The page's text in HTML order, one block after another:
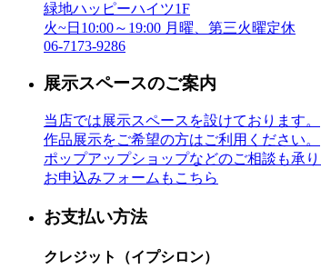
緑地ハッピーハイツ1F
火~日10:00～19:00 月曜、第三火曜定休
06-7173-9286
展示スペースのご案内
当店では展示スペースを設けております。
作品展示をご希望の方はご利用ください。
ポップアップショップなどのご相談も承り
お申込みフォームもこちら
お支払い方法
クレジット（イプシロン）